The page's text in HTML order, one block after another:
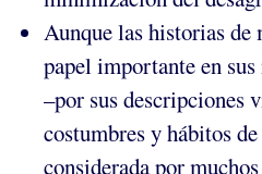
Aunque las historias de
papel importante en
–por sus descripciones
costumbres y hábitos
considerada por